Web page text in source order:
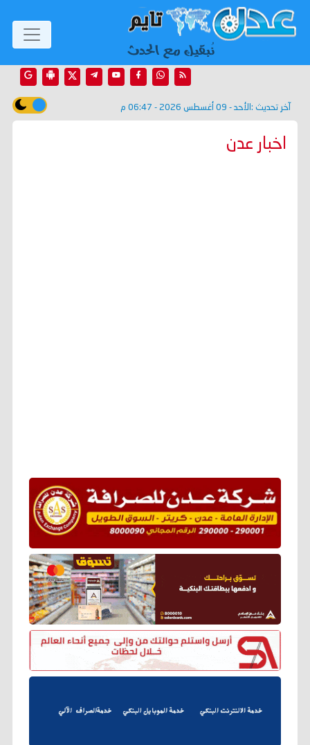
آخر تحديث : الأحد - 09 أغسطس 2026 - 06:47 م
اخبار عدن